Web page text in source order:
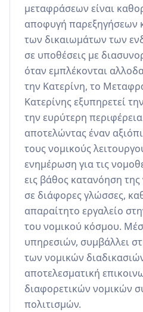
μεταφράσεων είναι
αποφυγή παρεξηγήσεων
των δικαιωμάτων των
σε υποθέσεις με
όταν εμπλέκονται
την Κατερίνη, το
Κατερίνης εξυπηρετεί
την ευρύτερη
αποτελώντας έναν
τους νομικούς
ενημέρωση για τις
εις βάθος κατανόηση
σε διάφορες γλώσσες,
απαραίτητο εργαλείο
του νομικού κόσμου.
υπηρεσιών, συμβάλλει
των νομικών
αποτελεσματική
διαφορετικών νομικών
πολιτισμών.